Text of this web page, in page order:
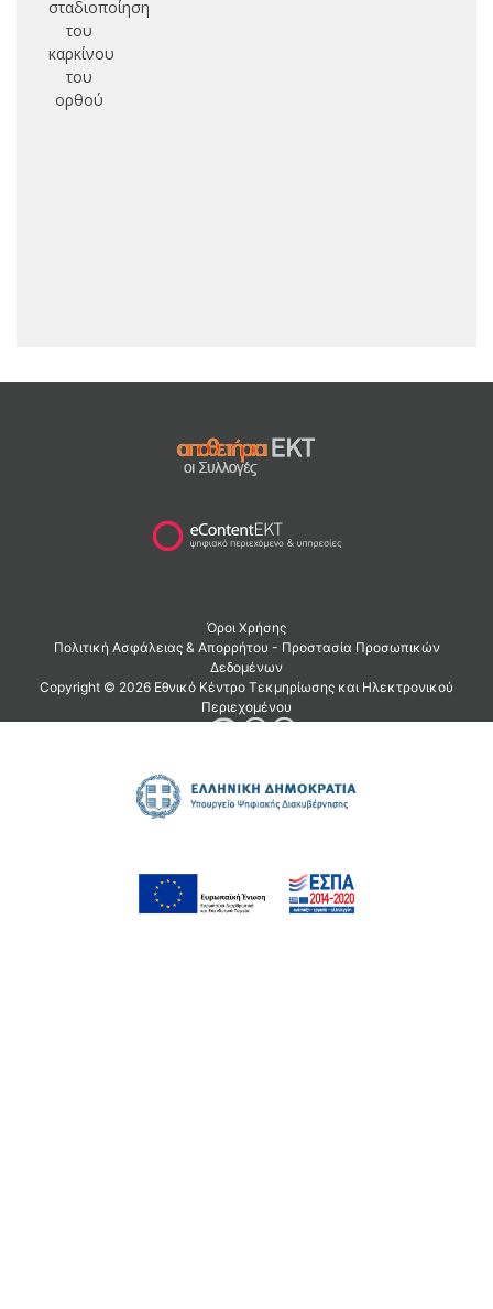
σταδιοποίηση
του
καρκίνου
του
ορθού